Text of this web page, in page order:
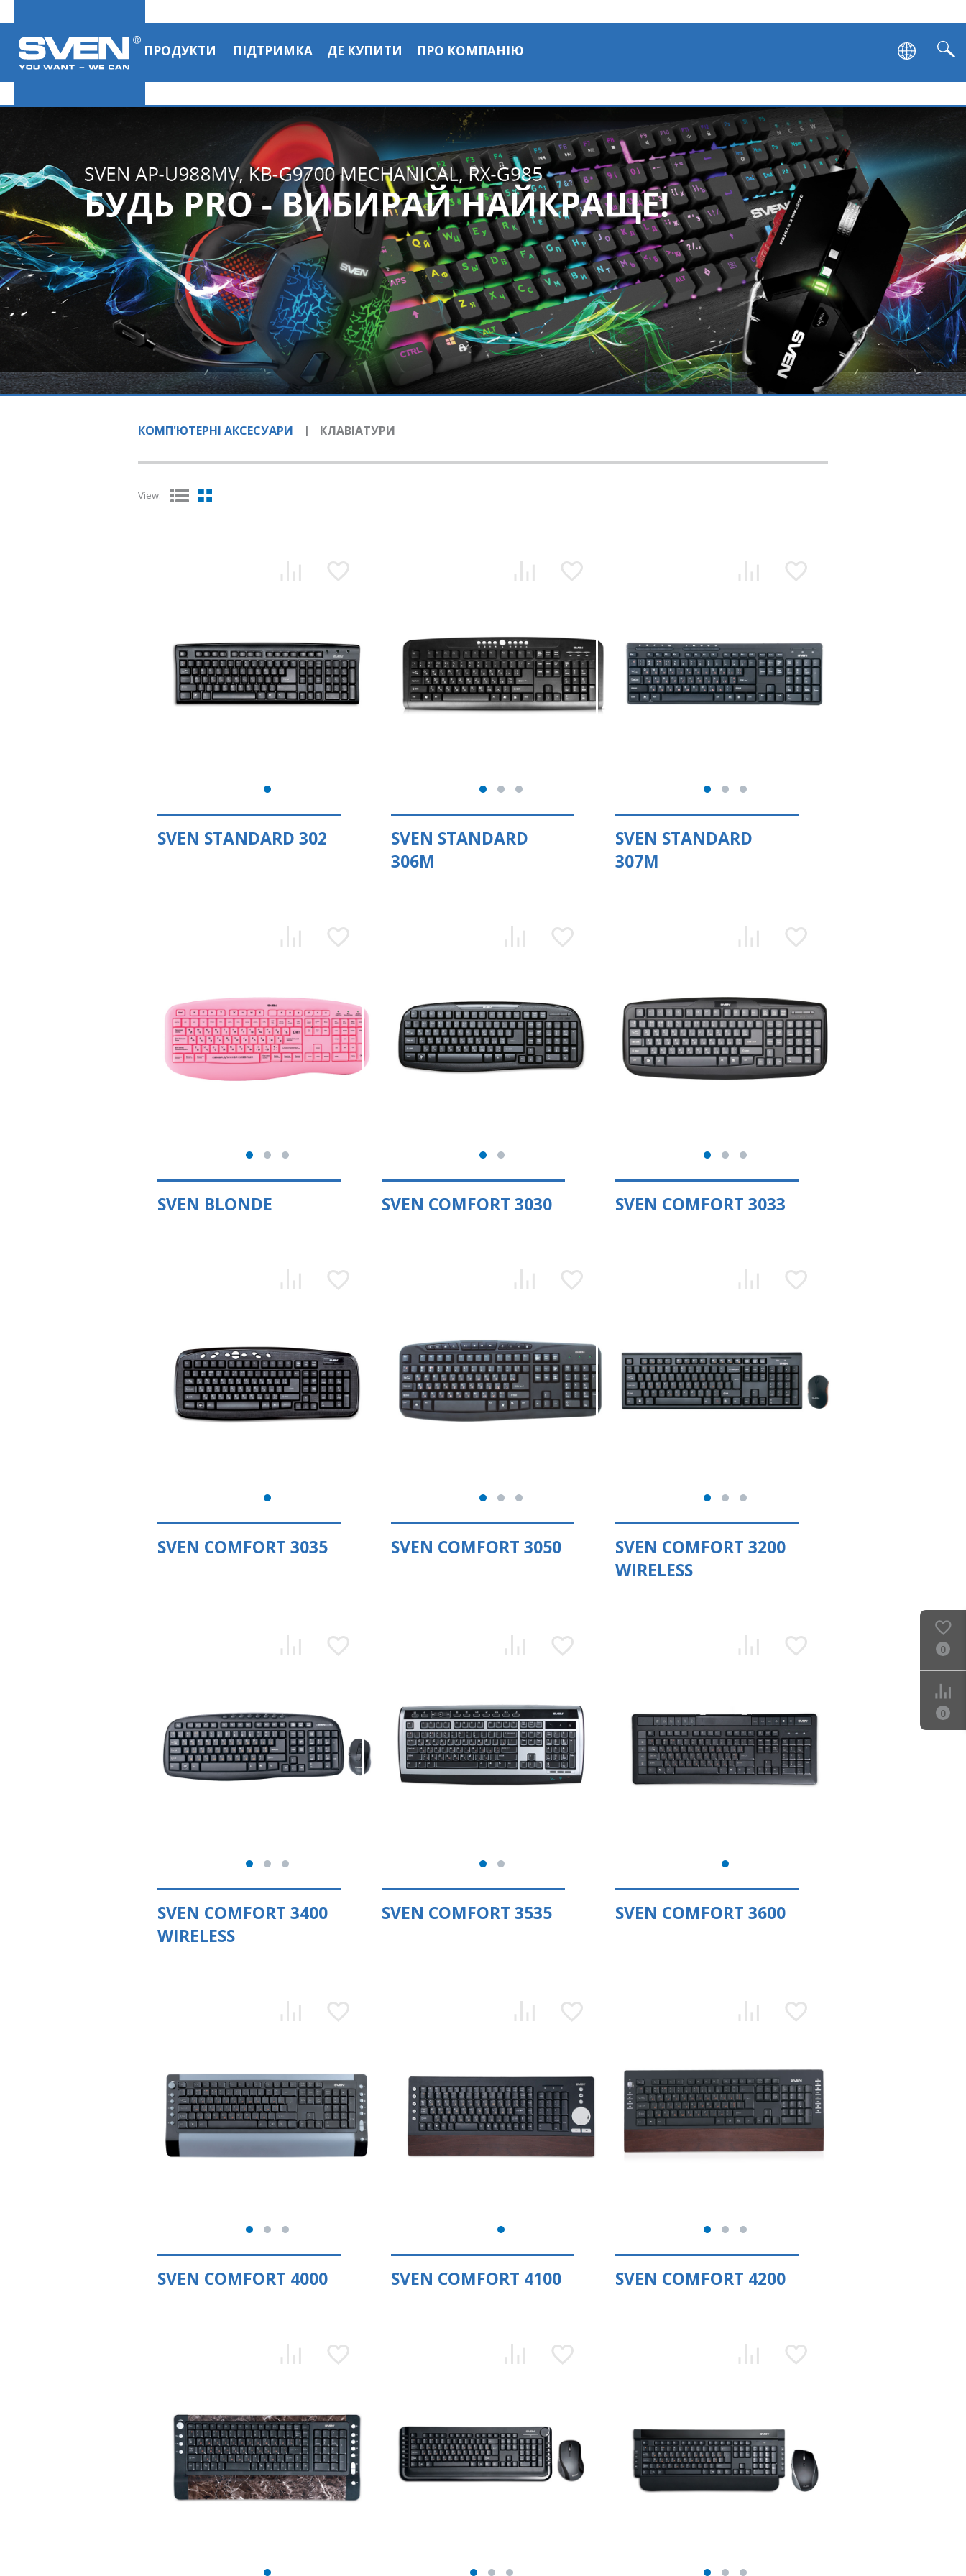
ПРОДУКТИ ПІДТРИМКА ДЕ КУПИТИ ПРО КОМПАНІЮ
КОМП'ЮТЕРНІ АКСЕСУАРИ КЛАВІАТУРИ
View:
SVEN STANDARD 302
SVEN STANDARD
306M
SVEN STANDARD
307M
SVEN BLONDE SVEN COMFORT 3030 SVEN COMFORT 3033
SVEN COMFORT 3035 SVEN COMFORT 3050
SVEN COMFORT 3200
WIRELESS
SVEN COMFORT 3400
WIRELESS
SVEN COMFORT 3535 SVEN COMFORT 3600
SVEN COMFORT 4000 SVEN COMFORT 4100 SVEN COMFORT 4200
0
0